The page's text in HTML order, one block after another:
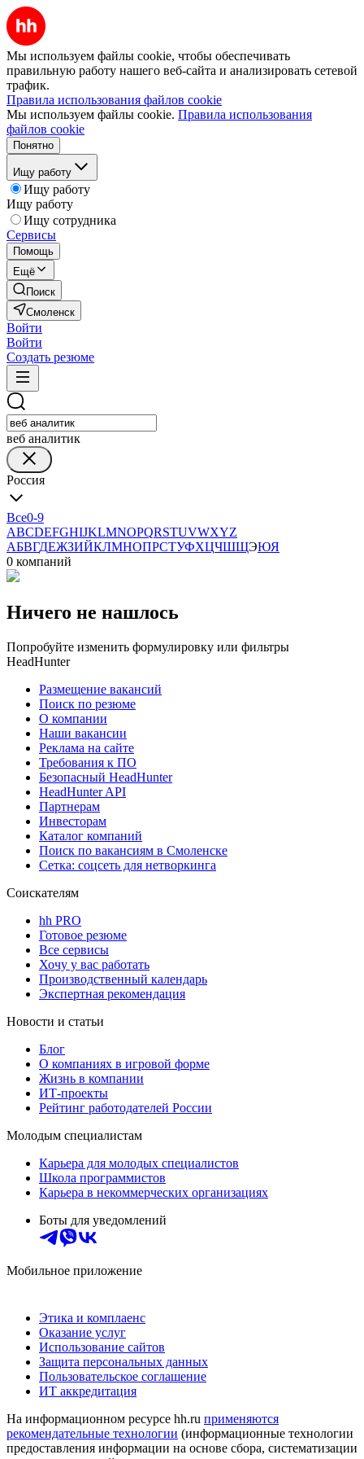
Мы используем файлы cookie, чтобы обеспечивать
правильную работу нашего веб-сайта и анализировать сетевой
трафик.
Правила использования файлов cookie
Мы используем файлы cookie. Правила использования
файлов cookie
Понятно
Ищу работу
Ищу работу
Ищу работу
Ищу сотрудника
Сервисы
Помощь
Ещё
Поиск
Смоленск
Войти
Войти
Создать резюме
веб аналитик
Россия
Все0-9
ABCDEFGHIJKLMNOPQRSTUVWXYZ
АБВГДЕЖЗИЙКЛМНОПРСТУФХЦЧШЩЭЮЯ
0 компаний
Ничего не нашлось
Попробуйте изменить формулировку или фильтры
HeadHunter
Размещение вакансий
Поиск по резюме
О компании
Наши вакансии
Реклама на сайте
Требования к ПО
Безопасный HeadHunter
HeadHunter API
Партнерам
Инвесторам
Каталог компаний
Поиск по вакансиям в Смоленске
Сетка: соцсеть для нетворкинга
Соискателям
hh PRO
Готовое резюме
Все сервисы
Хочу у вас работать
Производственный календарь
Экспертная рекомендация
Новости и статьи
Блог
О компаниях в игровой форме
Жизнь в компании
ИТ-проекты
Рейтинг работодателей России
Молодым специалистам
Карьера для молодых специалистов
Школа программистов
Карьера в некоммерческих организациях
Боты для уведомлений
Мобильное приложение
Этика и комплаенс
Оказание услуг
Использование сайтов
Защита персональных данных
Пользовательское соглашение
ИТ аккредитация
На информационном ресурсе hh.ru применяются
рекомендательные технологии (информационные технологии
предоставления информации на основе сбора, систематизации